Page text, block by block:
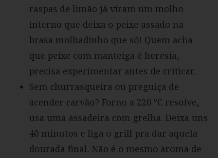
raspas de limão já viram um molho
interno que deixa o peixe assado na
brasa molhadinho que só! Quem acha
que peixe com manteiga é heresia,
precisa experimentar antes de criticar.
Sem churrasqueira ou preguiça de
acender carvão? Forno a 220 °C resolve,
usa uma assadeira com grelha. Deixa uns
40 minutos e liga o grill pra dar aquela
dourada final. Não é o mesmo aroma de